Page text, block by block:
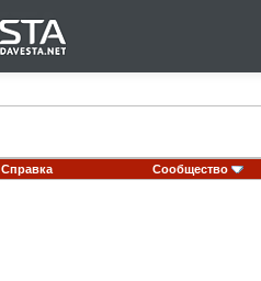
Справка Сообщество